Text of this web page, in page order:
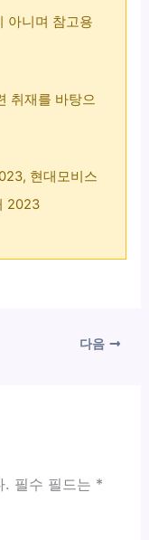
아니며 참고용
취재를 바탕으
현대모비스
2023
다음
. 필수 필드는 *